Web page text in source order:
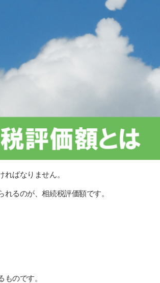
ばなりません。
るのが、相続税評価額です。
のです。